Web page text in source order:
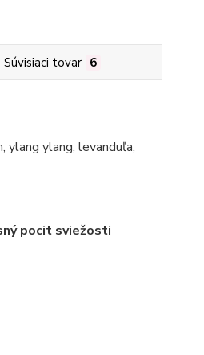
Súvisiaci tovar 6
ylang ylang, levanduľa,
pocit sviežosti